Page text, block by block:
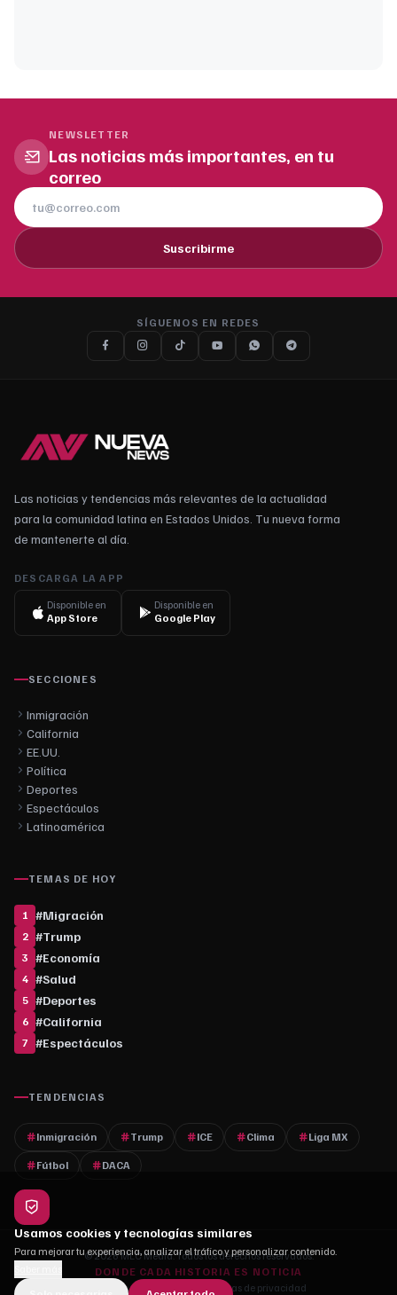
NEWSLETTER
Las noticias más importantes, en tu
correo
Suscribirme
SÍGUENOS EN REDES
Las noticias y tendencias más relevantes de la actualidad
para la comunidad latina en Estados Unidos. Tu nueva forma
de mantenerte al día.
DESCARGA LA APP
Disponible en
App Store
Disponible en
Google Play
SECCIONES
Inmigración
California
EE.UU.
Política
Deportes
Espectáculos
Latinoamérica
TEMAS DE HOY
1 #Migración
2 #Trump
3 #Economía
4 #Salud
5 #Deportes
6 #California
7 #Espectáculos
TENDENCIAS
Inmigración Trump ICE Clima Liga MX
Fútbol DACA
© 2026 MLC Media. Todos los derechos reservados.
DONDE CADA HISTORIA ES NOTICIA
Quiénes somos
Políticas de privacidad
Usamos cookies y tecnologías similares
Para mejorar tu experiencia, analizar el tráfico y personalizar contenido.